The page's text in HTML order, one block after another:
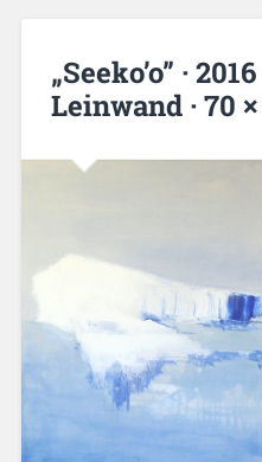
„Seeko’o” ·
Leinwand · 70